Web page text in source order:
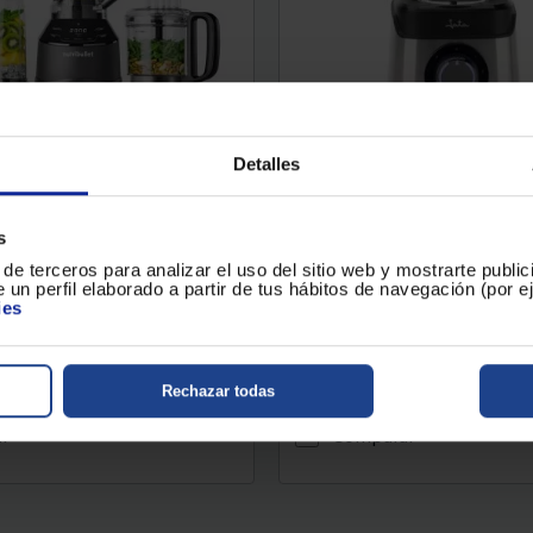
Detalles
terceros para analizar el uso del sitio web y mostrarte
un perfil elaborado a partir de tus hábitos de navegación (por
Rechazar todas
4.2857000
(7)
167 €
de envío en tu localidad... Conoce el plazo de envío en
Comparar